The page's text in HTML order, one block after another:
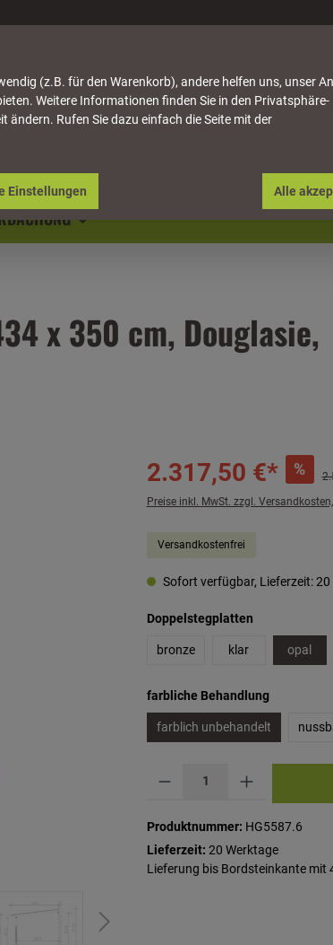
NATURSTEIN
x 350 cm, Douglasie,
2.317,50 €* %
Preise inkl. MwSt. zzgl.
Versandkostenfrei
Sofort verfügbar, Lieferzeit: 20
Doppelstegplattenauswählen
bronze klar opal
farbliche Behandlungauswählen
farblich unbehandelt
Produktnummer: HG5587.6
Lieferzeit: 20 Werktage
Lieferung bis Bordsteinkante mit
(z.B. für den Warenkorb), andere helfen uns, unser
Weitere Informationen finden Sie in den Privatsphäre-
ändern. Rufen Sie dazu einfach die Seite mit der
Einstellungen Alle